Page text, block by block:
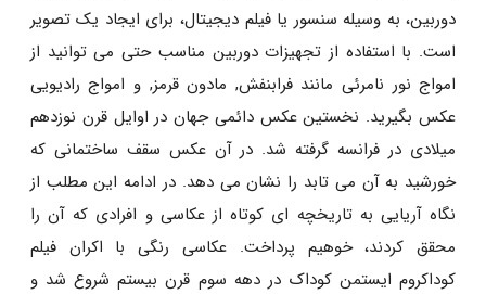
دوربین، به وسیله سنسور یا فیلم دیجیتال، برای ایجاد یک تصویر
است. با استفاده از تجهیزات دوربین مناسب حتی می توانید از
امواج نور نامرئی مانند فرابنفش, مادون قرمز, و امواج رادیویی
عکس بگیرید. نخستین عکس دائمی جهان در اوایل قرن نوزدهم
میلادی در فرانسه گرفته شد. در آن عکس سقف ساختمانی که
خورشید به آن می تابد را نشان می دهد. در ادامه این مطلب از
نگاه آریایی به تاریخچه ای کوتاه از عکاسی و افرادی که آن را
محقق کردند، خوهیم پرداخت. عکاسی رنگی با اکران فیلم
کوداکروم ایستمن کوداک در دهه سوم قرن بیستم شروع شد و